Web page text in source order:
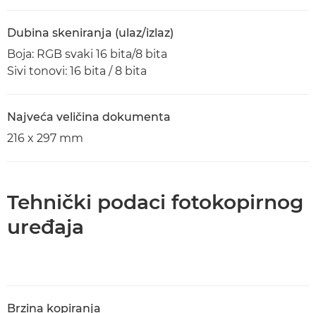
Dubina skeniranja (ulaz/izlaz)
Boja: RGB svaki 16 bita/8 bita
Sivi tonovi: 16 bita / 8 bita
Najveća veličina dokumenta
216 x 297 mm
Tehnički podaci fotokopirnog
uređaja
Brzina kopiranja